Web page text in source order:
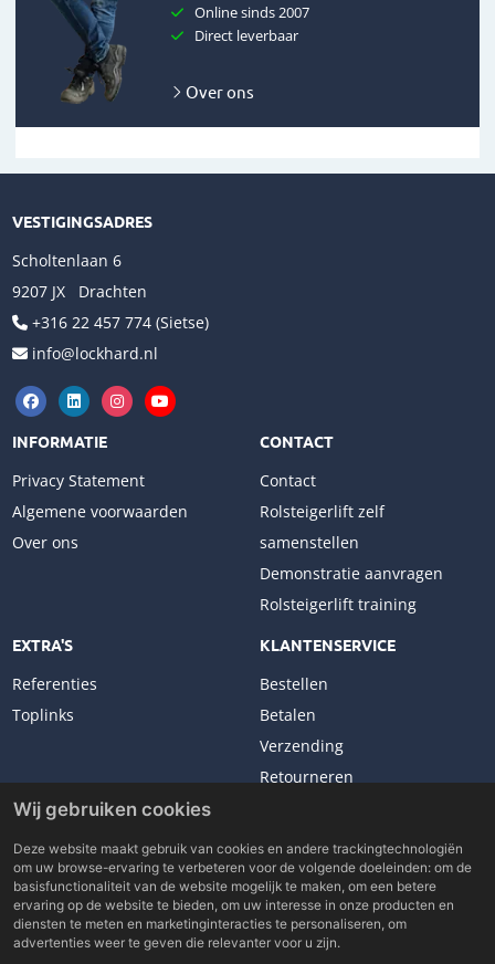
Online sinds 2007
Direct leverbaar
Over ons
VESTIGINGSADRES
Scholtenlaan 6
9207 JX Drachten
+316 22 457 774 (Sietse)
info@lockhard.nl
INFORMATIE
Privacy Statement
Algemene voorwaarden
Over ons
CONTACT
Contact
Rolsteigerlift zelf
samenstellen
Demonstratie aanvragen
Rolsteigerlift training
EXTRA'S
Referenties
Toplinks
KLANTENSERVICE
Bestellen
Betalen
Verzending
Retourneren
Copyright © 2026 Lockhard Benelux. All rights reserved.
Made with
byBO. Be Original
Wij gebruiken cookies
Deze website maakt gebruik van cookies en andere trackingtechnologiën
om uw browse-ervaring te verbeteren voor de volgende doeleinden: om de
basisfunctionaliteit van de website mogelijk te maken, om een betere
ervaring op de website te bieden, om uw interesse in onze producten en
diensten te meten en marketinginteracties te personaliseren, om
advertenties weer te geven die relevanter voor u zijn.